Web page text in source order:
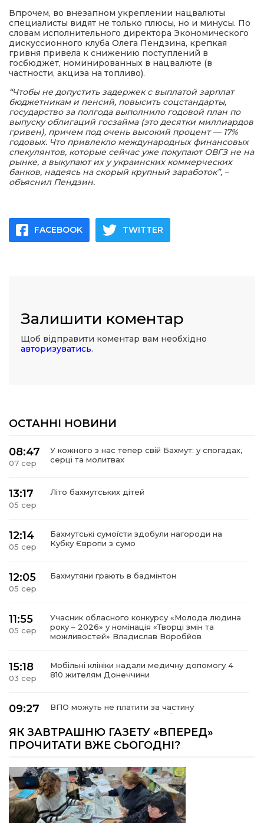
Впрочем, во внезапном укреплении нацвалюты
специалисты видят не только плюсы, но и минусы. По
словам исполнительного директора Экономического
дискуссионного клуба Олега Пендзина, крепкая
гривня привела к снижению поступлений в
госбюджет, номинированных в нацвалюте (в
частности, акциза на топливо).
“Чтобы не допустить задержек с выплатой зарплат
бюджетникам и пенсий, повысить соцстандарты,
государство за полгода выполнило годовой план по
выпуску облигаций госзайма (это десятки миллиардов
гривен), причем под очень высокий процент — 17%
годовых. Что привлекло международных финансовых
спекулянтов, которые сейчас уже покупают ОВГЗ не на
рынке, а выкупают их у украинских коммерческих
банков, надеясь на скорый крупный заработок”, –
объяснил Пендзин.
FACEBOOK TWITTER
Залишити коментар
Щоб відправити коментар вам необхідно
авторизуватись.
ОСТАННІ НОВИНИ
08:47
07 сер
У кожного з нас тепер свій Бахмут: у спогадах,
серці та молитвах
13:17
05 сер
Літо бахмутських дітей
12:14
05 сер
Бахмутські сумоїсти здобули нагороди на
Кубку Європи з сумо
12:05
05 сер
Бахмутяни грають в бадмінтон
11:55
05 сер
Учасник обласного конкурсу «Молода людина
року – 2026» у номінація «Творці змін та
можливостей» Владислав Воробйов
15:18
03 сер
Мобільні клініки надали медичну допомогу 4
810 жителям Донеччини
09:27
ВПО можуть не платити за частину
комунальних послуг: про що йдеться
14:12
Досі ВПО? Юристка розповіла, коли
внутрішньо переміщеної особи
14:04
01 сер
Учасниця обласного конкурсу «Молода
людина року – 2026» у номінації «Пульс життя»
Аліна Кулик
ЯК ЗАВТРАШНЮ ГАЗЕТУ «ВПЕРЕД»
ПРОЧИТАТИ ВЖЕ СЬОГОДНІ?